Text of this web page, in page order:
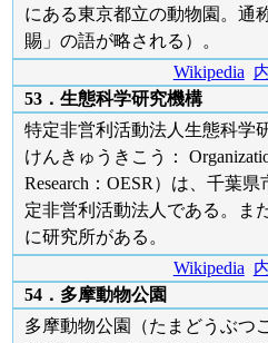
にある東京都立の動物園。通
賜」の語が略される）。
Wikipedia
53．生態科学研究機構
特定非営利活動法人生態科学
けんきゅうきこう：
Research：OESR）は、千葉
定非営利活動法人である。ま
に研究所がある。
Wikipedia
54．多摩動物公園
多摩動物公園（たまどうぶつ